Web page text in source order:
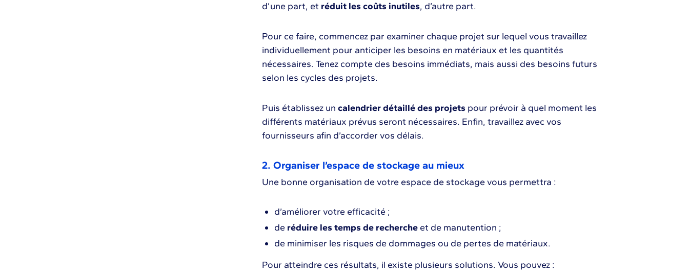
d’une part, et réduit les coûts inutiles, d’autre part.
Pour ce faire, commencez par examiner chaque projet sur lequel vous travaillez
individuellement pour anticiper les besoins en matériaux et les quantités
nécessaires. Tenez compte des besoins immédiats, mais aussi des besoins futurs
selon les cycles des projets.
Puis établissez un calendrier détaillé des projets pour prévoir à quel moment les
différents matériaux prévus seront nécessaires. Enfin, travaillez avec vos
fournisseurs afin d’accorder vos délais.
2. Organiser l’espace de stockage au mieux
Une bonne organisation de votre espace de stockage vous permettra :
d’améliorer votre efficacité ;
de réduire les temps de rechercheet de manutention ;
de minimiser les risques de dommages ou de pertes de matériaux.
Pour atteindre ces résultats, il existe plusieurs solutions. Vous pouvez :